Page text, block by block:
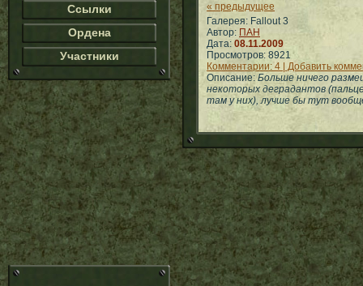
Ссылки
Ордена
Участники
« предыдущее
Галерея: Fallout 3
Автор: ПАН
Дата: 08.11.2009
Просмотров: 8921
Комментарии: 4 | Добавить
Описание:Больше ничего
некоторых деградантов
там у них), лучше бы тут